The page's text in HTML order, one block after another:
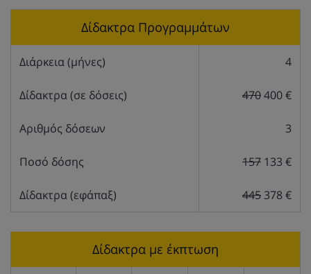
Δίδακτρα Προγραμμάτων
Διάρκεια (μήνες) 4
Δίδακτρα (σε δόσεις) 470400 €
Αριθμός δόσεων 3
Ποσό δόσης 157 133 €
Δίδακτρα (εφάπαξ) 445 378 €
Δίδακτρα με έκπτωση